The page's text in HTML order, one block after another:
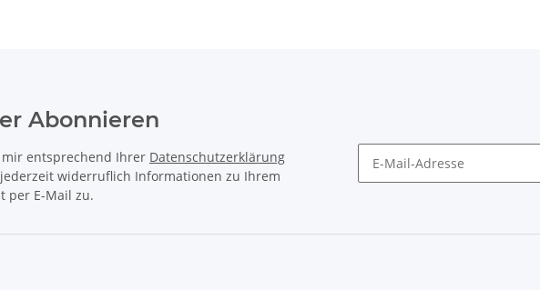
Abonnieren
mir entsprechend Ihrer Datenschutzerklärung
widerruflich Informationen zu Ihrem
per E-Mail zu.